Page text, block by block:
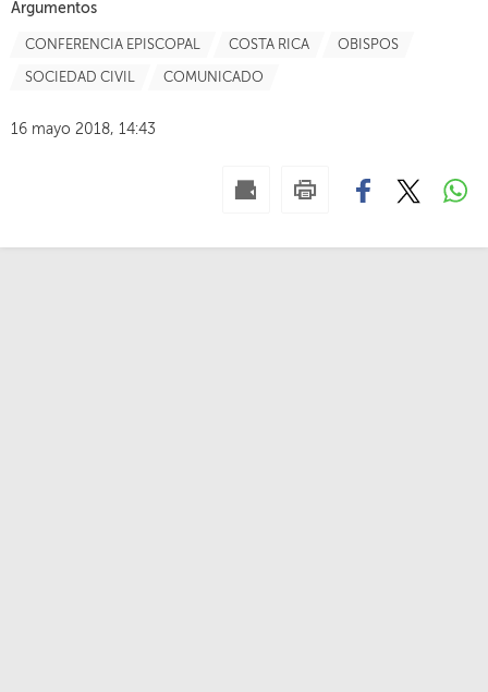
Argumentos
CONFERENCIA EPISCOPAL COSTA RICA OBISPOS
SOCIEDAD CIVIL COMUNICADO
16 mayo 2018, 14:43